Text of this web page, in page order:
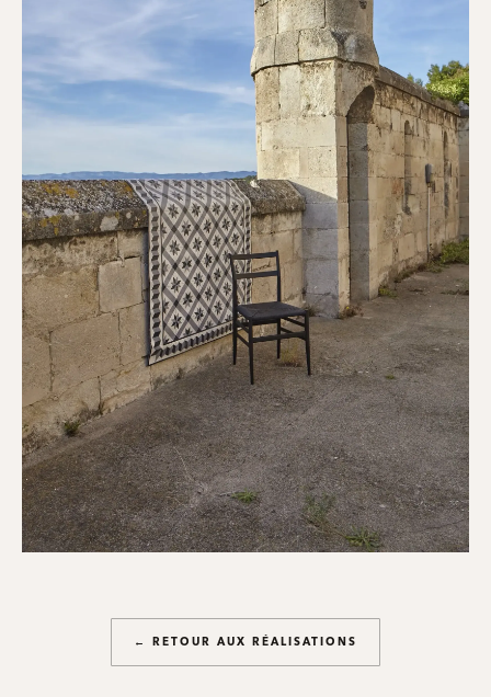
← RETOUR AUX RÉALISATIONS